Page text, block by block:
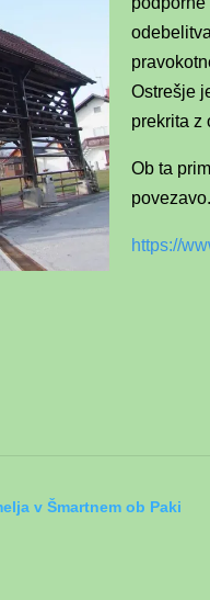
Ostrešje
prekrita z
Ob ta
povezavo.
https://
v Šmartnem ob Paki